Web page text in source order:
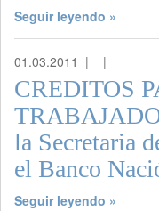
Seguir leyendo »
01.03.2011 | |
CREDITOS
la Secretaria
el Banco
Seguir leyendo »